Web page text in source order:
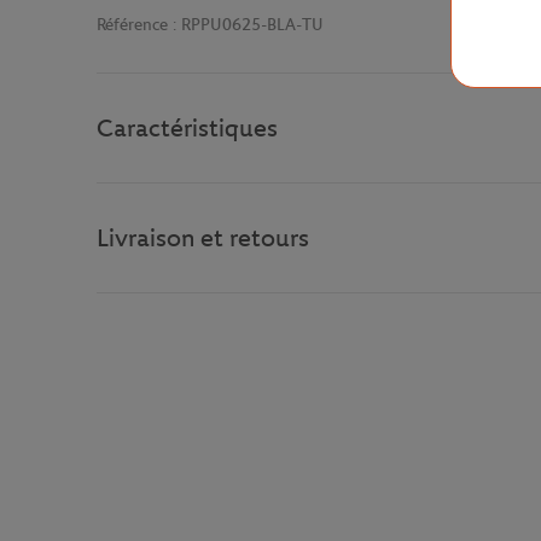
Référence : RPPU0625-BLA-TU
Caractéristiques
Livraison et retours